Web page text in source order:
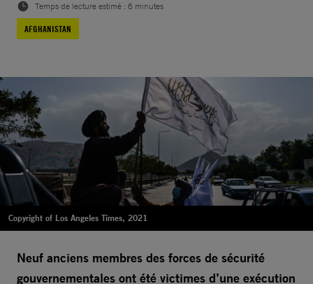
Temps de lecture estimé : 6 minutes
AFGHANISTAN
Copyright of Los Angeles Times, 2021
Neuf anciens membres des forces de sécurité
gouvernementales ont été victimes d’une exécution